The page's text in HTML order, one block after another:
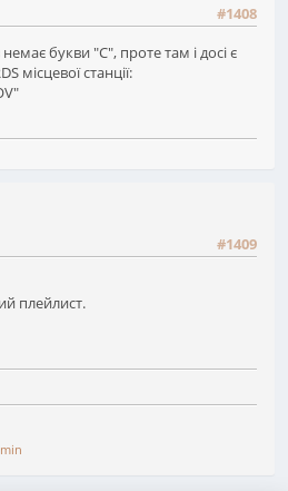
#1408
немає букви "С", проте там і досі є
місцевої станції:
#1409
плейлист.